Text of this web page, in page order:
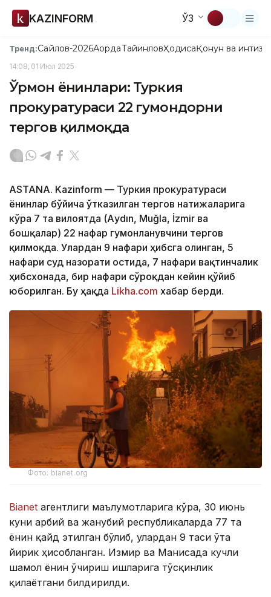
KAZINFORM ЎЗ
Тренд:Сайлов-2026АқордаТайинловҲодисаҚонун ва
14:08, 01 Июл 2025
Ўрмон ёнғинлари: Туркия
прокуратураси 22 гумондорни
тергов қилмоқда
ASTANA. Kazinform — Туркия прокуратураси
ёнғинлар бўйича ўтказилган тергов натижаларига
кўра 7 та вилоятда (Аydın, Muğla, İzmir ва
бошқалар) 22 нафар гумонланувчини тергов
қилмоқда. Улардан 9 нафари ҳибсга олинган, 5
нафари суд назорати остида, 7 нафари вақтинчалик
ҳибсхонада, бир нафари сўроқдан кейин қўйиб
юборилган. Бу ҳақда Likha.com хабар берди.
Фото: bianet.org
Bianet агентлиги маълумотларига кўра, 30 июнь
куни ғарбий ва жанубий республикаларда 77 та
ёнғин қайд этилган бўлиб, улардан 9 таси ўта
йирик ҳисобланган. Измир ва Манисада кучли
шамол ёнғин ўчириш ишларига тўсқинлик
қилаётгани билдирилди.